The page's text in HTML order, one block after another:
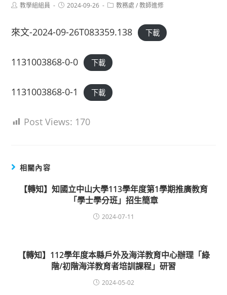
Post教學組組員
Post2024-09-26
Post教務處 / 教師進修
來文-2024-09-26T083359.138 下載
1131003868-0-0 下載
1131003868-0-1 下載
Post Views: 170
相關內容
【轉知】知國立中山大學113學年度第1學期推廣教育
「學士學分班」招生簡章
2024-07-11
【轉知】112學年度本縣戶外及海洋教育中心辦理「綠
階/初階海洋教育者培訓課程」研習
2024-05-02